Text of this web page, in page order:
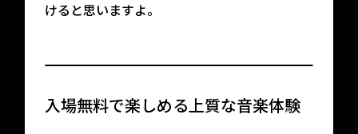
けると思いますよ。
入場無料で楽しめる上質な音楽体験